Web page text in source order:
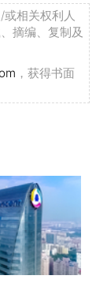
相关权利人
摘编、复制及
，获得书面